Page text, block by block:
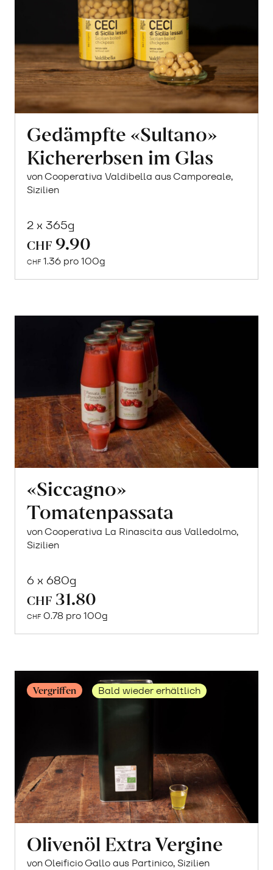
Gedämpfte «Sultano»
Kichererbsen im Glas
von Cooperativa Valdibella aus Camporeale,
Sizilien
2 x 365g
CHF 9.90
CHF 1.36 pro 100g
Warenkorb
«Siccagno»
Tomatenpassata
von Cooperativa La Rinascita aus Valledolmo,
Sizilien
6 x 680g
CHF 31.80
CHF 0.78 pro 100g
Warenkorb
Vergriffen Bald wieder erhältlich
Olivenöl Extra Vergine
von Oleificio Gallo aus Partinico, Sizilien